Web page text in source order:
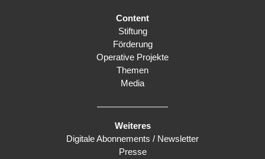
Content
Stiftung
Förderung
Operative Projekte
Themen
Media
Weiteres
Digitale Abonnements / Newsletter
Presse